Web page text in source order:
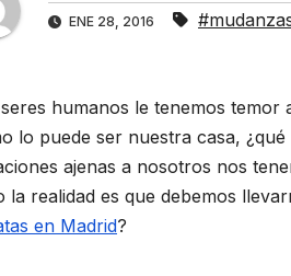
ENE 28, 2016
humanos le tenemos
lo puede ser nuestra casa,
ajenas a nosotros nos
la realidad es que debemos
en Madrid?